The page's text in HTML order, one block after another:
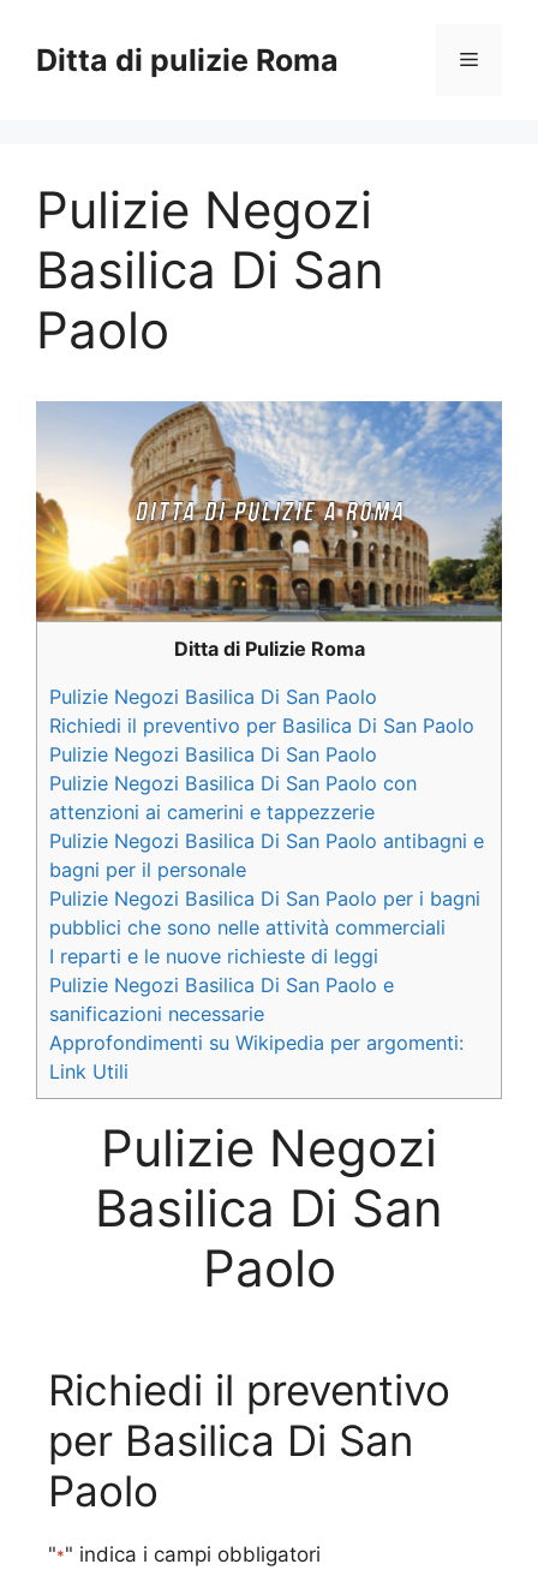
contenuto
Ditta di pulizie Roma Menu
Pulizie Negozi
Basilica Di San
Paolo
Ditta di Pulizie Roma
Pulizie Negozi Basilica Di San Paolo
Richiedi il preventivo per Basilica Di San Paolo
Pulizie Negozi Basilica Di San Paolo
Pulizie Negozi Basilica Di San Paolo con
attenzioni ai camerini e tappezzerie
Pulizie Negozi Basilica Di San Paolo antibagni e
bagni per il personale
Pulizie Negozi Basilica Di San Paolo per i bagni
pubblici che sono nelle attività commerciali
I reparti e le nuove richieste di leggi
Pulizie Negozi Basilica Di San Paolo e
sanificazioni necessarie
Approfondimenti su Wikipedia per argomenti:
Link Utili
Pulizie Negozi
Basilica Di San
Paolo
Richiedi il preventivo
per Basilica Di San
Paolo
"*" indica i campi obbligatori